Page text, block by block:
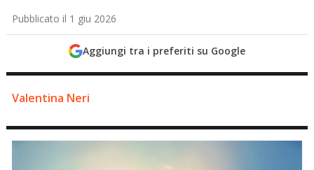
Pubblicato il 1 giu 2026
Aggiungi tra i preferiti su Google
Valentina Neri